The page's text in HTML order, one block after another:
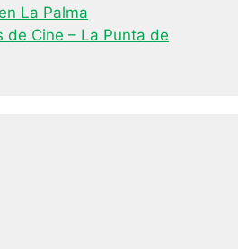
La Palma
de Cine – La Punta de